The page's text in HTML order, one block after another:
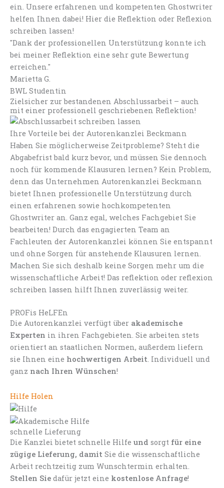
ein. Unsere erfahrenen und kompetenten Ghostwriter
helfen Ihnen dabei! Hier die Reflektion oder Reflexion
schreiben lassen!
"Dank der professionellen Unterstützung konnte ich
bei meiner Reflektion eine sehr gute Bewertung
erreichen."
Marietta G.
BWL Studentin
Zielsicher zur bestandenen Abschlussarbeit – auch
mit einer professionell geschriebenen Reflektion!
Ihre Vorteile bei der Autorenkanzlei Beckmann
Haben Sie möglicherweise Zeitprobleme? Steht die
Abgabefrist bald kurz bevor, und müssen Sie dennoch
noch für kommende Klausuren lernen? Kein Problem,
denn das Unternehmen Autorenkanzlei Beckmann
bietet Ihnen professionelle Unterstützung durch
einen erfahrenen sowie hochkompetenten
Ghostwriter an. Ganz egal, welches Fachgebiet Sie
bearbeiten! Durch das engagierten Team an
Fachleuten der Autorenkanzlei können Sie entspannt
und ohne Sorgen für anstehende Klausuren lernen.
Machen Sie sich deshalb keine Sorgen mehr um die
wissenschaftliche Arbeit! Das reflektion oder reflexion
schreiben lassen hilft Ihnen zuverlässig weiter.
PROFis HeLFEn
Die Autorenkanzlei verfügt über akademische
Experten in ihren Fachgebieten. Sie arbeiten stets
orientiert an staatlichen Normen, außerdem liefern
sie Ihnen eine hochwertigen Arbeit. Individuell und
ganz nach Ihren Wünschen!
Hilfe Holen
schnelle Lieferung
Die Kanzlei bietet schnelle Hilfe und sorgt für eine
zügige Lieferung, damit Sie die wissenschaftliche
Arbeit rechtzeitig zum Wunschtermin erhalten.
Stellen Sie dafür jetzt eine kostenlose Anfrage!